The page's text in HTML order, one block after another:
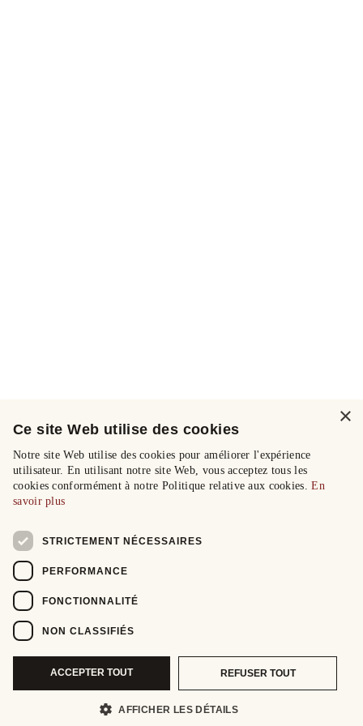
×
Ce site Web utilise des cookies
Notre site Web utilise des cookies pour améliorer l'expérience
utilisateur. En utilisant notre site Web, vous acceptez tous les
cookies conformément à notre Politique relative aux cookies.En
savoir plus
STRICTEMENT NÉCESSAIRES
PERFORMANCE
FONCTIONNALITÉ
NON CLASSIFIÉS
ACCEPTER TOUT REFUSER TOUT
AFFICHER LES DÉTAILS